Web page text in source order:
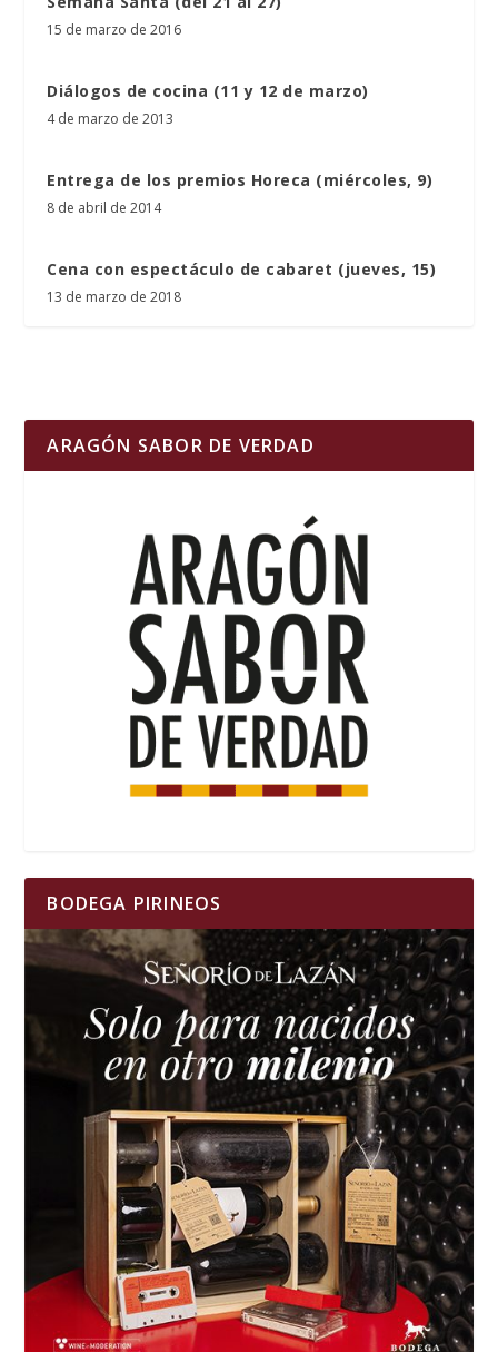
15 de marzo de 2016
Diálogos de cocina (11 y 12 de marzo)
4 de marzo de 2013
Entrega de los premios Horeca (miércoles, 9)
8 de abril de 2014
Cena con espectáculo de cabaret (jueves, 15)
13 de marzo de 2018
ARAGÓN SABOR DE VERDAD
BODEGA PIRINEOS